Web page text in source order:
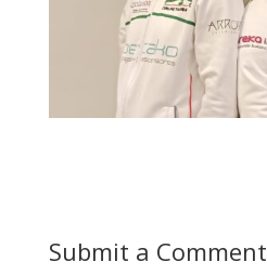
Submit a Comment